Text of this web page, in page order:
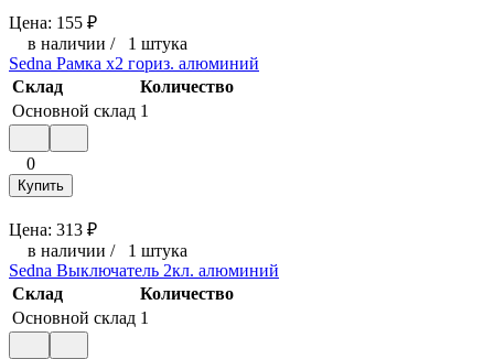
Цена: 155 ₽
в наличии / 1 штука
Sedna Рамка х2 гориз. алюминий
Склад
Количество
Основной склад 1
0
Купить
Цена: 313 ₽
в наличии / 1 штука
Sedna Выключатель 2кл. алюминий
Склад
Количество
Основной склад 1